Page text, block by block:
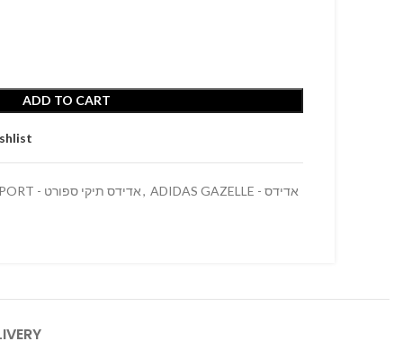
ADD TO CART
ADIDAS BAGS SPORT - אדידס תיקי ספורט, ADIDAS GAZELLE - אדידס